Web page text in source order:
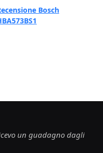
Bosch
un guadagno dagli